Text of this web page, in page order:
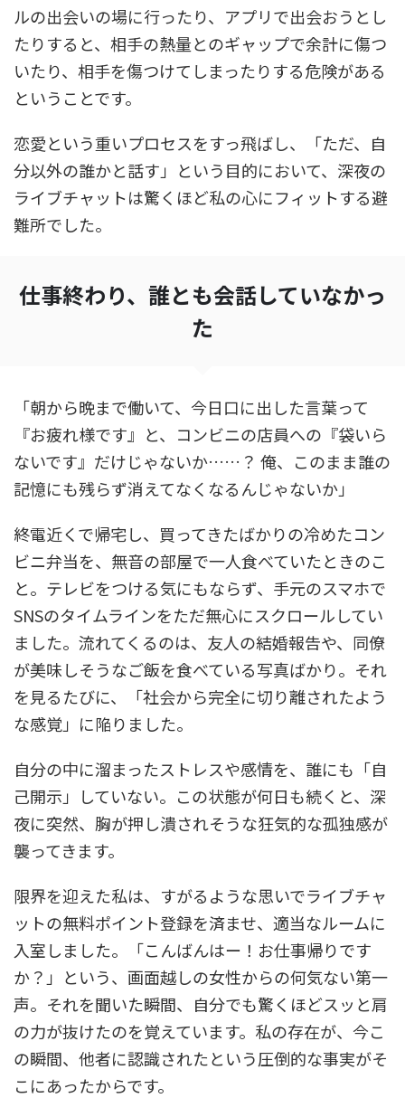
ルの出会いの場に行ったり、アプリで出会おうとし
たりすると、相手の熱量とのギャップで余計に傷つ
いたり、相手を傷つけてしまったりする危険がある
ということです。
恋愛という重いプロセスをすっ飛ばし、「ただ、自
分以外の誰かと話す」という目的において、深夜の
ライブチャットは驚くほど私の心にフィットする避
難所でした。
仕事終わり、誰とも会話していなかっ
た
「朝から晩まで働いて、今日口に出した言葉って
『お疲れ様です』と、コンビニの店員への『袋いら
ないです』だけじゃないか……？ 俺、このまま誰の
記憶にも残らず消えてなくなるんじゃないか」
終電近くで帰宅し、買ってきたばかりの冷めたコン
ビニ弁当を、無音の部屋で一人食べていたときのこ
と。テレビをつける気にもならず、手元のスマホで
SNSのタイムラインをただ無心にスクロールしてい
ました。流れてくるのは、友人の結婚報告や、同僚
が美味しそうなご飯を食べている写真ばかり。それ
を見るたびに、「社会から完全に切り離されたよう
な感覚」に陥りました。
自分の中に溜まったストレスや感情を、誰にも「自
己開示」していない。この状態が何日も続くと、深
夜に突然、胸が押し潰されそうな狂気的な孤独感が
襲ってきます。
限界を迎えた私は、すがるような思いでライブチャ
ットの無料ポイント登録を済ませ、適当なルームに
入室しました。「こんばんはー！お仕事帰りです
か？」という、画面越しの女性からの何気ない第一
声。それを聞いた瞬間、自分でも驚くほどスッと肩
の力が抜けたのを覚えています。私の存在が、今こ
の瞬間、他者に認識されたという圧倒的な事実がそ
こにあったからです。